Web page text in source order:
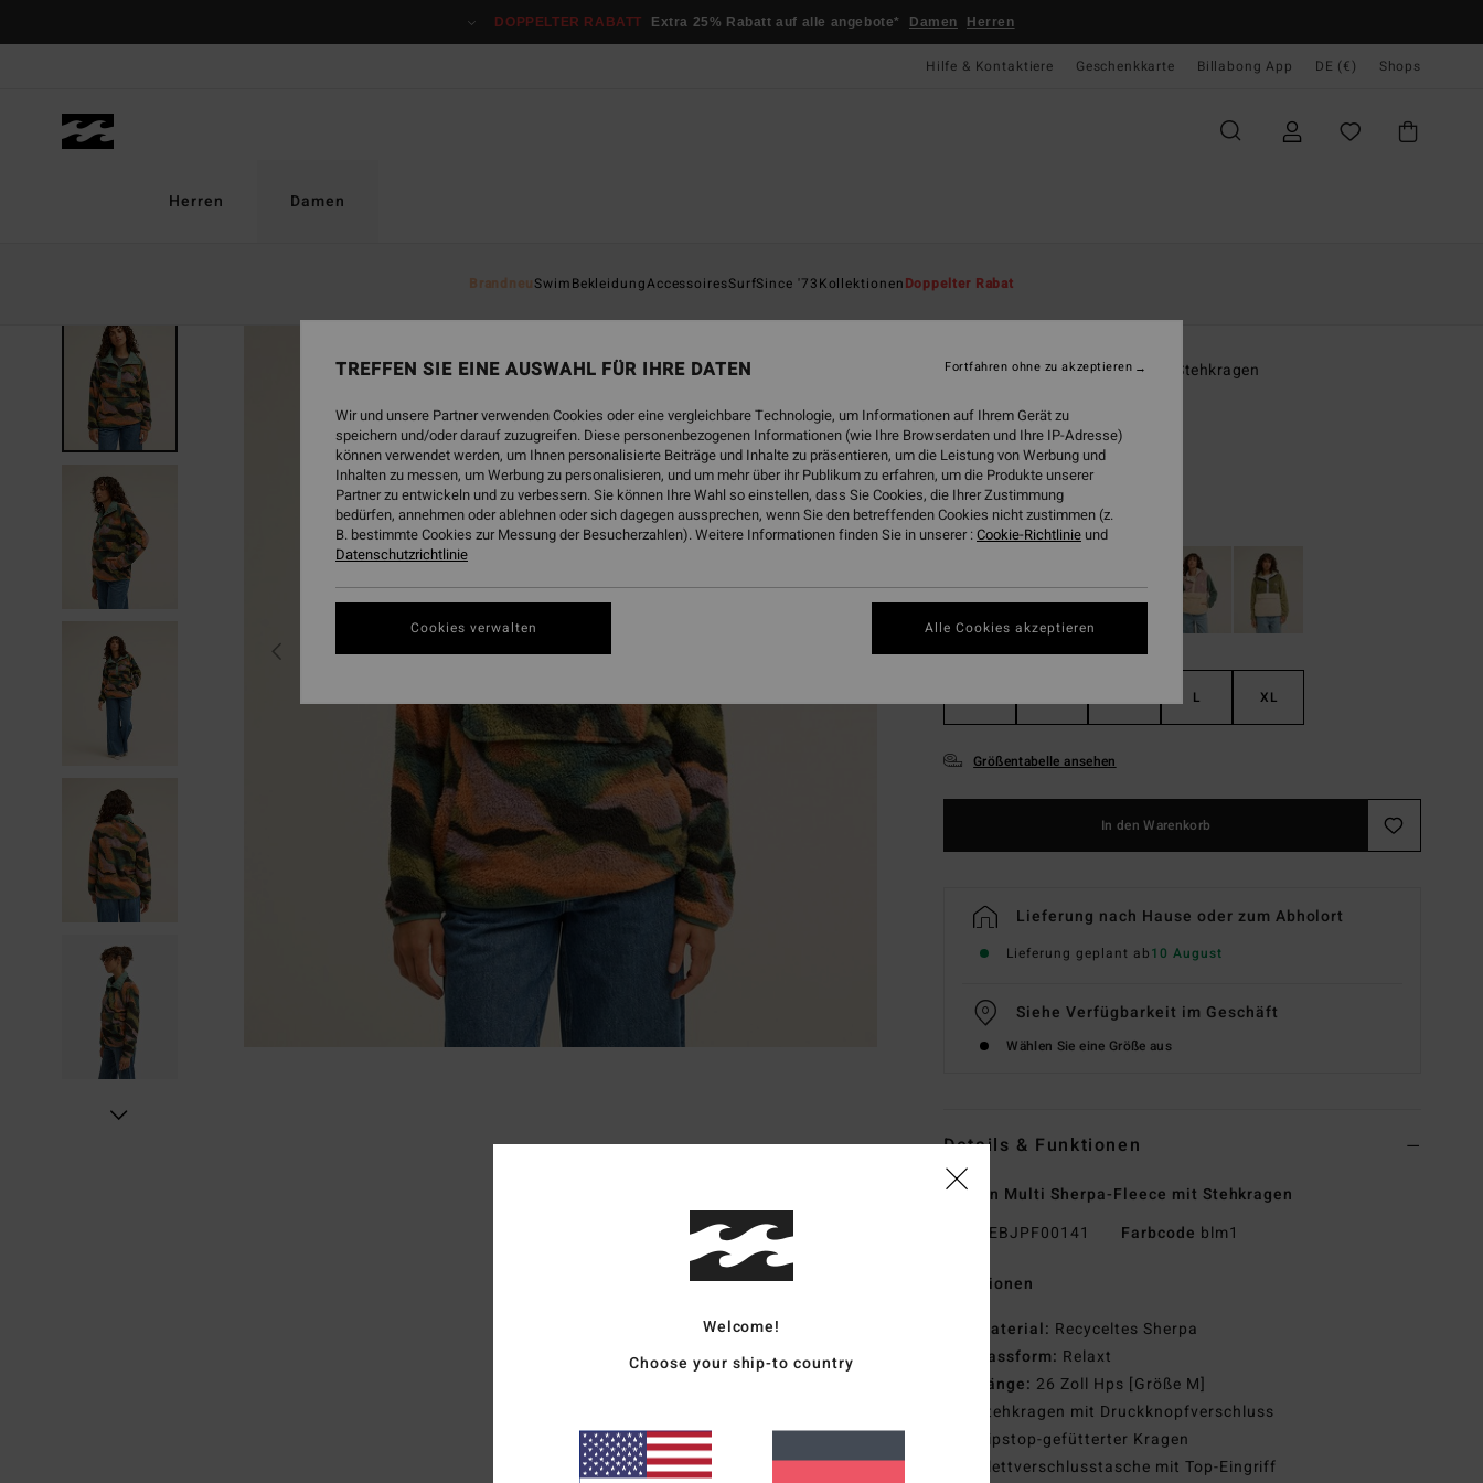
DOPPELTER RABATT Extra 25% Rabatt auf alle angebote* Damen Herren
Hilfe & Kontaktiere Geschenkkarte Billabong App DE (€) Shops
Herren Damen
BrandneuSwimBekleidungAccessoiresSurfSince '73KollektionenDoppelter Rabat
Frauen Multi Sherpa-Fleece mit Stehkragen
ECO-BONUS
89,95 €
FarbeBlack Multi
L XL
Größentabelle ansehen
In den Warenkorb
Lieferung nach Hause oder zum Abholort
Lieferung geplant ab10 August
Siehe Verfügbarkeit im Geschäft
Wählen Sie eine Größe aus
Details & Funktionen
Frauen Multi Sherpa-Fleece mit Stehkragen
EBJPF00141 Farbcode blm1
Funktionen
Material: Recyceltes Sherpa
Passform: Relaxt
Länge: 26 Zoll Hps [Größe M]
Stehkragen mit Druckknopfverschluss
Ripstop-gefütterter Kragen
Klettverschlusstasche mit Top-Eingriff
Welcome!
Choose your ship-to country
TREFFEN SIE EINE AUSWAHL FÜR IHRE DATEN
Wir und unsere Partner verwenden Cookies oder eine vergleichbare Technologie, um Informationen auf Ihrem Gerät zu
speichern und/oder darauf zuzugreifen. Diese personenbezogenen Informationen (wie Ihre Browserdaten und Ihre IP-Adresse)
können verwendet werden, um Ihnen personalisierte Beiträge und Inhalte zu präsentieren, um die Leistung von Werbung und
Inhalten zu messen, um Werbung zu personalisieren, und um mehr über ihr Publikum zu erfahren, um die Produkte unserer
Partner zu entwickeln und zu verbessern. Sie können Ihre Wahl so einstellen, dass Sie Cookies, die Ihrer Zustimmung
bedürfen, annehmen oder ablehnen oder sich dagegen aussprechen, wenn Sie den betreffenden Cookies nicht zustimmen (z.
B. bestimmte Cookies zur Messung der Besucherzahlen). Weitere Informationen finden Sie in unserer :Cookie-Richtlinie und
Datenschutzrichtlinie
Cookies verwalten
Fortfahren ohne zu akzeptieren
Alle Cookies akzeptieren